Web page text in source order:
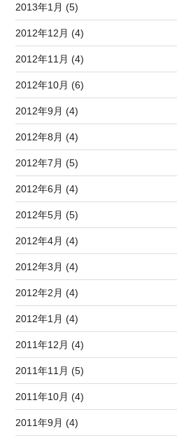
2013年1月 (5)
2012年12月 (4)
2012年11月 (4)
2012年10月 (6)
2012年9月 (4)
2012年8月 (4)
2012年7月 (5)
2012年6月 (4)
2012年5月 (5)
2012年4月 (4)
2012年3月 (4)
2012年2月 (4)
2012年1月 (4)
2011年12月 (4)
2011年11月 (5)
2011年10月 (4)
2011年9月 (4)